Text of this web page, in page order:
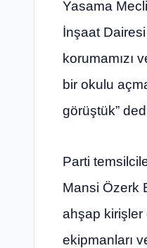
Yasama
İnşaat Dairesi
korumamızı
bir okulu
görüştük”
Parti
Mansi Özerk
ahşap kirişler
ekipmanları